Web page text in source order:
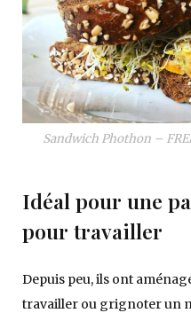
Sandwich Phothon –
Idéal pour une
pour travailler
Depuis peu, ils ont
travailler ou grignoter un